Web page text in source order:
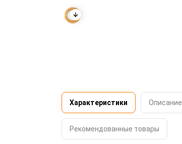
Характеристики Описание
Рекомендованные товары